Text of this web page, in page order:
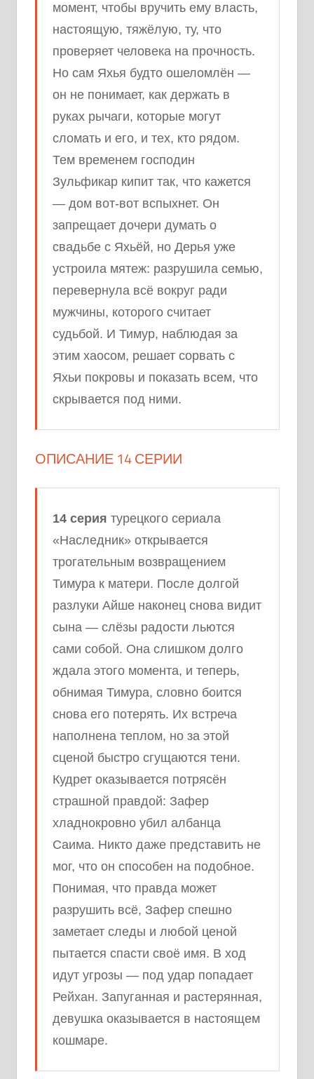
момент, чтобы вручить ему власть,
настоящую, тяжёлую, ту, что
проверяет человека на прочность.
Но сам Яхья будто ошеломлён —
он не понимает, как держать в
руках рычаги, которые могут
сломать и его, и тех, кто рядом.
Тем временем господин
Зульфикар кипит так, что кажется
— дом вот-вот вспыхнет. Он
запрещает дочери думать о
свадьбе с Яхьёй, но Дерья уже
устроила мятеж: разрушила семью,
перевернула всё вокруг ради
мужчины, которого считает
судьбой. И Тимур, наблюдая за
этим хаосом, решает сорвать с
Яхьи покровы и показать всем, что
скрывается под ними.
ОПИСАНИЕ 14 СЕРИИ
14 серия турецкого сериала
«Наследник» открывается
трогательным возвращением
Тимура к матери. После долгой
разлуки Айше наконец снова видит
сына — слёзы радости льются
сами собой. Она слишком долго
ждала этого момента, и теперь,
обнимая Тимура, словно боится
снова его потерять. Их встреча
наполнена теплом, но за этой
сценой быстро сгущаются тени.
Кудрет оказывается потрясён
страшной правдой: Зафер
хладнокровно убил албанца
Саима. Никто даже представить не
мог, что он способен на подобное.
Понимая, что правда может
разрушить всё, Зафер спешно
заметает следы и любой ценой
пытается спасти своё имя. В ход
идут угрозы — под удар попадает
Рейхан. Запуганная и растерянная,
девушка оказывается в настоящем
кошмаре.